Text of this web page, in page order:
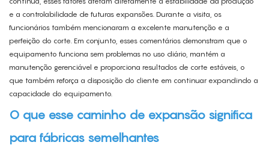
e a controlabilidade de futuras expansões. Durante a visita, os
funcionários também mencionaram a excelente manutenção e a
perfeição do corte. Em conjunto, esses comentários demonstram que o
equipamento funciona sem problemas no uso diário, mantém a
manutenção gerenciável e proporciona resultados de corte estáveis, o
que também reforça a disposição do cliente em continuar expandindo a
capacidade do equipamento.
O que esse caminho de expansão significa
para fábricas semelhantes